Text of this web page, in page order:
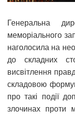
Генеральна
меморіального
наголосила на
до складних
висвітлення
складовою
про такі події
злочинах проти